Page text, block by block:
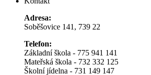
Adresa:
Soběšovice 141, 739 22
Telefon:
Základní škola - 775 941 141
Mateřská škola - 732 332 125
Školní jídelna - 731 149 147